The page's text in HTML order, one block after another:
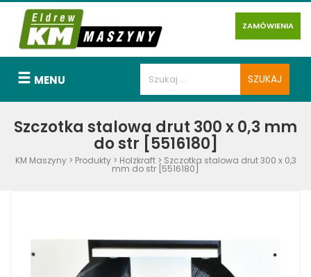
ZAMÓWIENIA
MENU
Szczotka stalowa drut 300 x 0,3 mm
do str [5516180]
KM Maszyny> Produkty> Holzkraft> Szczotka stalowa drut 300 x 0,3
mm do str [5516180]